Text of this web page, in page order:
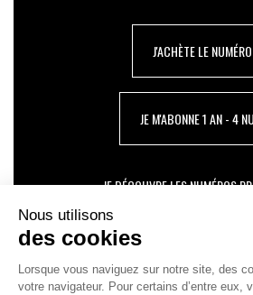
J'ACHÈTE LE NUMÉRO
JE M'ABONNE 1 AN - 4
JE DÉCOUVRE LES NUMÉROS
Je suis déjà abonné(e) :
version digitale